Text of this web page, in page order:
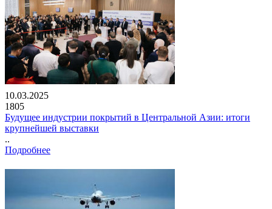
10.03.2025
1805
Будущее индустрии покрытий в Центральной Азии: итоги
крупнейшей выставки
..
Подробнее